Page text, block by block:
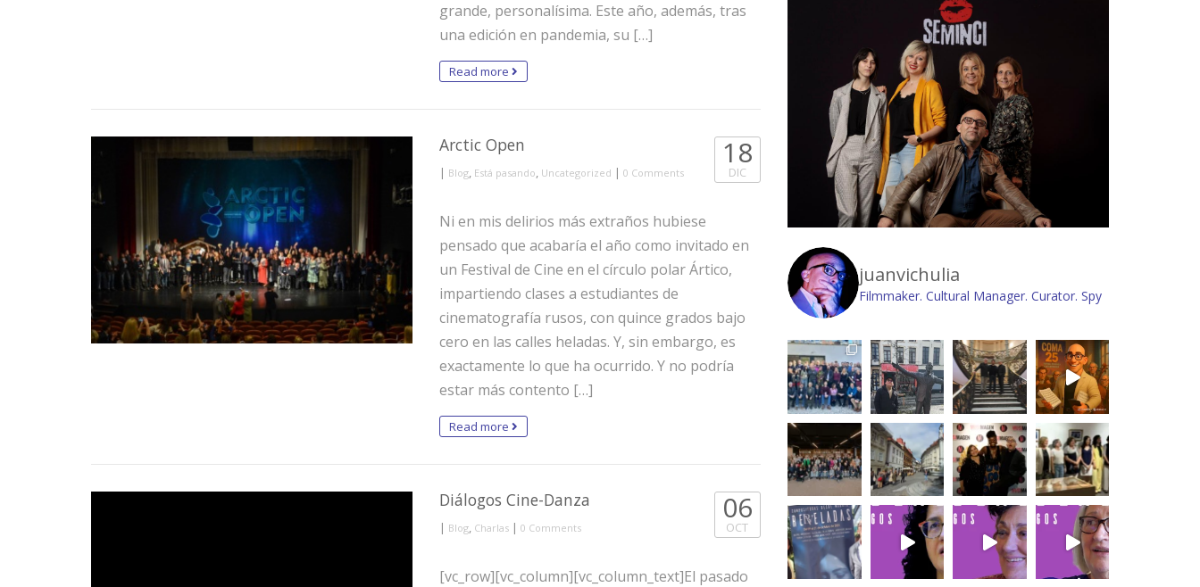
grande, personalísima. Este año, además, tras
una edición en pandemia, su […]
Read more
Arctic Open
| Blog, Está pasando, Uncategorized | 0 Comments
18
DIC
Ni en mis delirios más extraños hubiese
pensado que acabaría el año como invitado en
un Festival de Cine en el círculo polar Ártico,
impartiendo clases a estudiantes de
cinematografía rusos, con quince grados bajo
cero en las calles heladas. Y, sin embargo, es
exactamente lo que ha ocurrido. Y no podría
estar más contento […]
Read more
Diálogos Cine-Danza
| Blog, Charlas | 0 Comments
06
OCT
[vc_row][vc_column][vc_column_text]El pasado
juanvichulia
Filmmaker. Cultural Manager. Curator. Spy